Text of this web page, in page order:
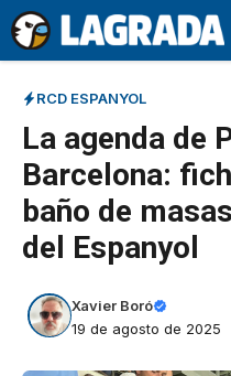
Saltar
al
contenido
RCD ESPANYOL
La agenda de
Barcelona:
baño de
del Espanyol
Xavier Boró
19 de agosto de 2025